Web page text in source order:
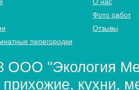
перегородки
Фото работ
Отзывы
ООО "Экология
кухни,